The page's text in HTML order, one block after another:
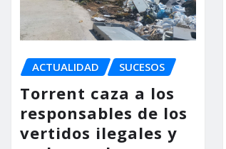
ACTUALIDAD SUCESOS
Torrent caza a los
responsables de los
vertidos ilegales y